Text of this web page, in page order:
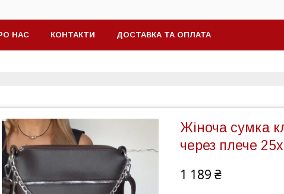
НАС КОНТАКТИ ДОСТАВКА ТА ОПЛАТА
Жіноча сумка
через плече
1 189 ₴